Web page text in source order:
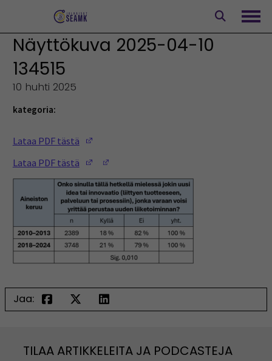
Näyttökuva 2025-04-10
134515
10 huhti 2025
kategoria:
Lataa PDF tästä
Lataa PDF tästä
(Opens in a new window)
Jaa:
TILAA ARTIKKELEITA JA PODCASTEJA